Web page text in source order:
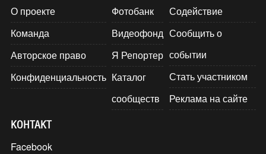
О проекте
Команда
Авторское право
Конфиденциальность
Фотобанк
Видеофонд
Я Репортер
Каталог
сообществ
Содействие
Сообщить о
событии
Стать участником
Реклама на сайте
КОНТАКТ
Facebook